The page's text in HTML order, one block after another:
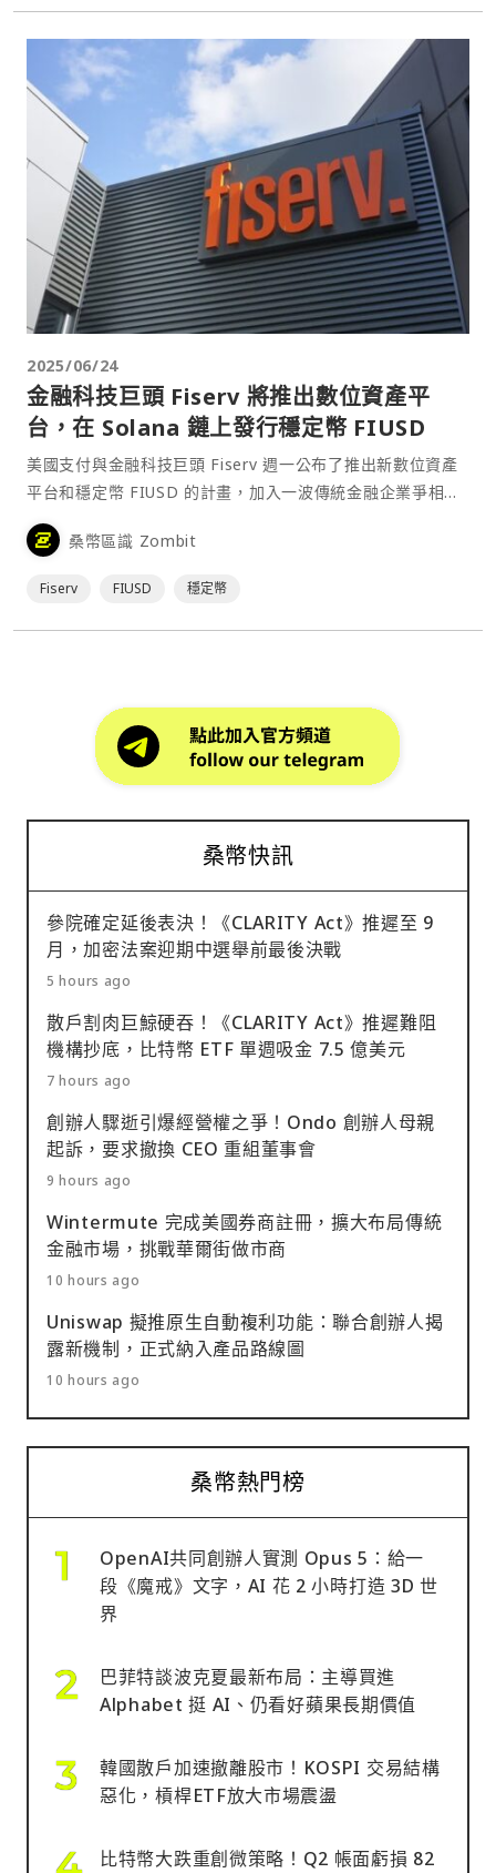
2025/06/24
金融科技巨頭 Fiserv 將推出數位資產平
台，在 Solana 鏈上發行穩定幣 FIUSD
美國支付與金融科技巨頭 Fiserv 週一公布了推出新數位資產
平台和穩定幣 FIUSD 的計畫，加入一波傳統金融企業爭相搶
進穩定幣市場的浪潮。Fiserv 是財富世界 500 強公司，每年
處理 900 億筆交易。⋯
桑幣區識 Zombit
Fiserv FIUSD 穩定幣
桑幣快訊
參院確定延後表決！《CLARITY Act》推遲至 9
月，加密法案迎期中選舉前最後決戰
5 hours ago
散戶割肉巨鯨硬吞！《CLARITY Act》推遲難阻
機構抄底，比特幣 ETF 單週吸金 7.5 億美元
7 hours ago
創辦人驟逝引爆經營權之爭！Ondo 創辦人母親
起訴，要求撤換 CEO 重組董事會
9 hours ago
Wintermute 完成美國券商註冊，擴大布局傳統
金融市場，挑戰華爾街做市商
10 hours ago
Uniswap 擬推原生自動複利功能：聯合創辦人揭
露新機制，正式納入產品路線圖
10 hours ago
桑幣熱門榜
OpenAI共同創辦人實測 Opus 5：給一
段《魔戒》文字，AI 花 2 小時打造 3D 世
界
巴菲特談波克夏最新布局：主導買進
Alphabet 挺 AI、仍看好蘋果長期價值
韓國散戶加速撤離股市！KOSPI 交易結構
惡化，槓桿ETF放大市場震盪
比特幣大跌重創微策略！Q2 帳面虧損 82